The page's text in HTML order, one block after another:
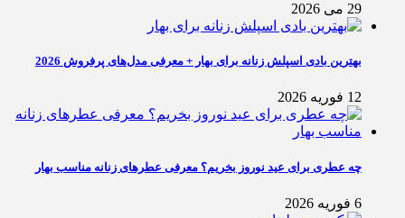
29 می 2026
بهترین بادی اسپلش زنانه برای بهار + معرفی مدل‌های پرفروش 2026
12 فوریه 2026
چه عطری برای عید نوروز بخریم؟ معرفی عطرهای زنانه مناسب بهار
6 فوریه 2026